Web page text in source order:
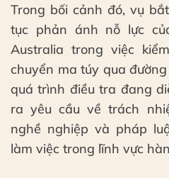
Trong bối cảnh đó, vụ
tục phản ánh nỗ lực
Australia trong việc
chuyển ma túy qua
quá trình điều tra đang
ra yêu cầu về trách
nghề nghiệp và pháp
làm việc trong lĩnh vực